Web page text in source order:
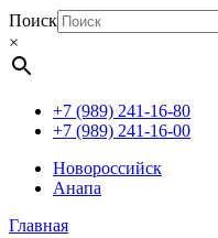
Поиск
×
+7 (989) 241-16-80
+7 (989) 241-16-00
Новороссийск
Анапа
Главная